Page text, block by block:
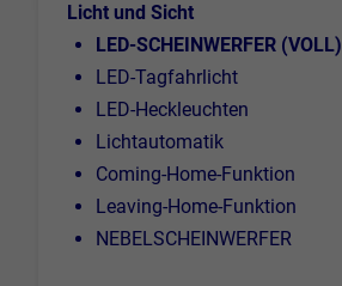
Licht und Sicht
LED-SCHEINWERFER (VOLL)
LED-Tagfahrlicht
LED-Heckleuchten
Lichtautomatik
Coming-Home-Funktion
Leaving-Home-Funktion
NEBELSCHEINWERFER